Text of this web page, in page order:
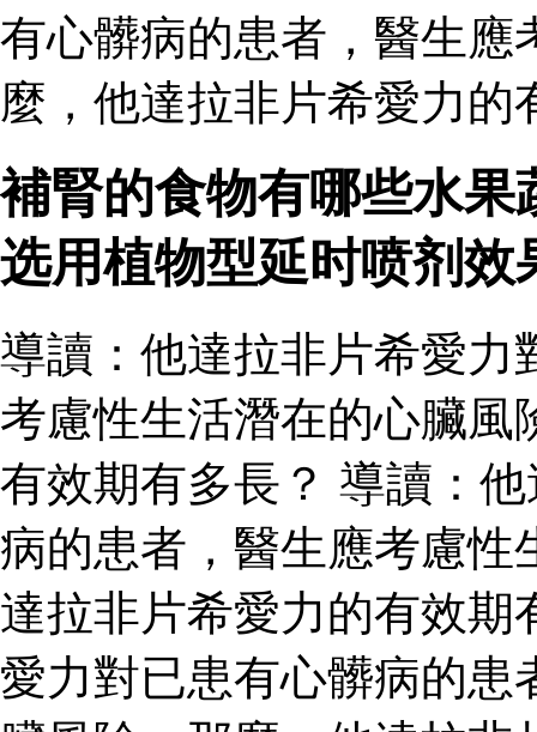
有心髒病的患者，醫生應
麼，他達拉非片希愛力的
補腎的食物有哪些水
选用植物型延时喷剂效
導讀：他達拉非片希愛力
考慮性生活潛在的心臟風
有效期有多長？ 導讀：
病的患者，醫生應考慮性
達拉非片希愛力的有效期
愛力對已患有心髒病的患